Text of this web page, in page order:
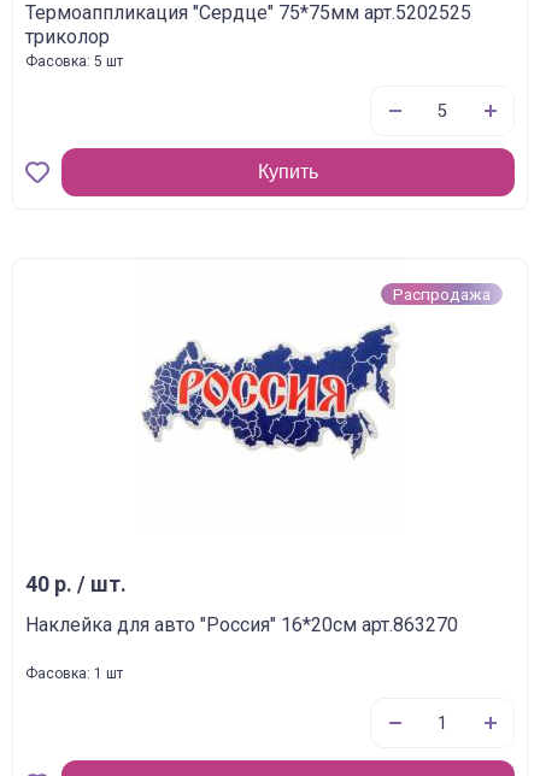
Термоаппликация "Сердце" 75*75мм арт.5202525
триколор
Фасовка: 5 шт
Купить
Распродажа
40 р. / шт.
Наклейка для авто "Россия" 16*20см арт.863270
Фасовка: 1 шт